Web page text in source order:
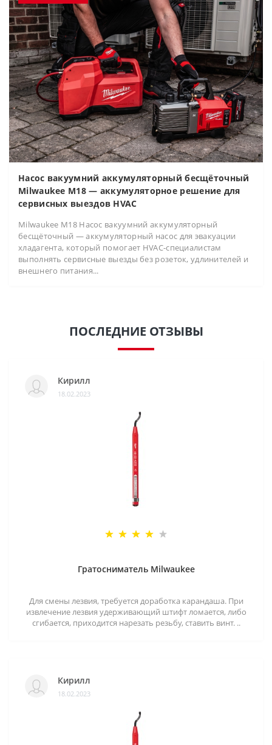
Насос вакуумний аккумуляторный бесщёточный
Milwaukee M18 — аккумуляторное решение для
сервисных выездов HVAC
Milwaukee M18 Насос вакуумний аккумуляторный
бесщёточный — аккумуляторный насос для эвакуации
хладагента, который помогает HVAC-специалистам
выполнять сервисные выезды без розеток, удлинителей и
внешнего питания...
ПОСЛЕДНИЕ ОТЗЫВЫ
Кирилл
18.02.2023
Гратосниматель Milwaukee
Для смены лезвия, требуется доработка карандаша. При
извлечение лезвия удерживающий штифт ломается, либо
сгибается, приходится нарезать резьбу, ставить винт. ..
Кирилл
18.02.2023